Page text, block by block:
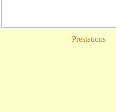
Prestations